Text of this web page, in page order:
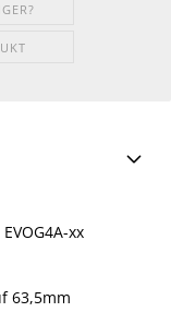
xx
63,5mm